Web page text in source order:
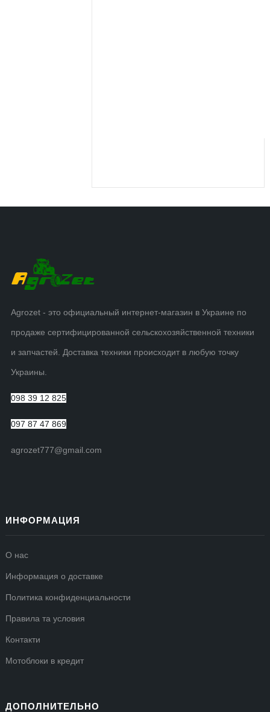
Agrozet - это официальный интернет-магазин в Украине по
продаже сертифицированной сельскохозяйственной техники
и запчастей. Доставка техники происходит в любую точку
Украины.
098 39 12 825
097 87 47 869
agrozet777@gmail.com
ИНФОРМАЦИЯ
О нас
Информация о доставке
Политика конфиденциальности
Правила та условия
Контакти
Мотоблоки в кредит
ДОПОЛНИТЕЛЬНО